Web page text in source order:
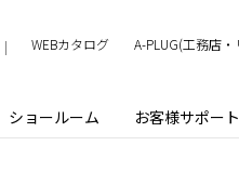
ショールーム お客様サポート
WEBカタログ A-PLUG(工務店